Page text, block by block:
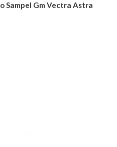
Sampel Gm Vectra Astra